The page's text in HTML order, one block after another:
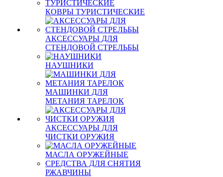
КОВРЫ ТУРИСТИЧЕСКИЕ
АКСЕССУАРЫ ДЛЯ
СТЕНДОВОЙ СТРЕЛЬБЫ
НАУШНИКИ
МАШИНКИ ДЛЯ
МЕТАНИЯ ТАРЕЛОК
АКСЕССУАРЫ ДЛЯ
ЧИСТКИ ОРУЖИЯ
МАСЛА ОРУЖЕЙНЫЕ
СРЕДСТВА ДЛЯ СНЯТИЯ
РЖАВЧИНЫ